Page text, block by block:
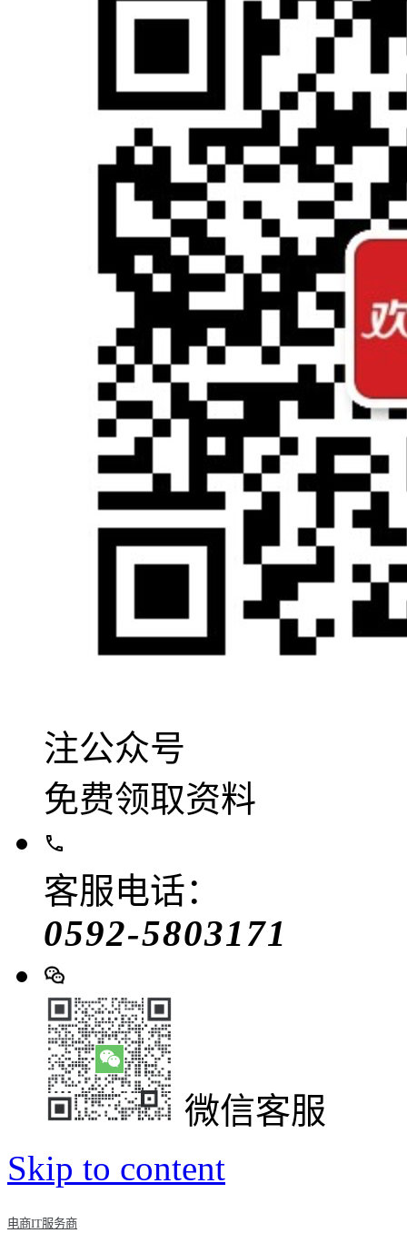
注公众号
免费领取资料
客服电话：
0592-5803171
微信客服
Skip to content
电商IT服务商